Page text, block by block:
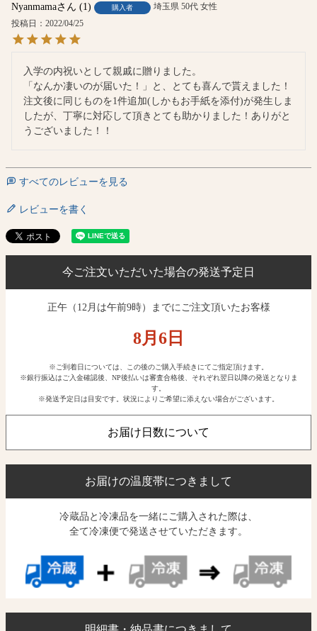
Nyanmama 1 購入者 埼玉県 50代 女性
投稿日
2022/04/25
入学の内祝いとして親戚に贈りました。
「なんか凄いのが届いた！」と、とても喜んで貰えました！
注文後に同じものを1件追加(しかもお手紙を添付)が発生しま
したが、丁寧に対応して頂きとても助かりました！ありがと
うございました！！
すべてのレビューを見る
レビューを書く
今ご注文いただいた場合の発送予定日
正午（12月は午前9時）までにご注文頂いたお客様
8月 6 日
※ご到着日については、この後のご購入手続きにてご指定頂けます。
※銀行振込はご入金確認後、NP後払いは審査合格後、それぞれ翌日以降の発送となりま
す。
※発送予定日は目安です。状況によりご希望に添えない場合がございます。
お届け日数について
お届けの温度帯につきまして
冷蔵品と冷凍品を一緒にご購入された際は、
全て冷凍便で発送させていただきます。